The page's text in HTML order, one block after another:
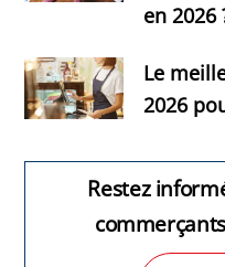
en 2026
Le
2026
Restez